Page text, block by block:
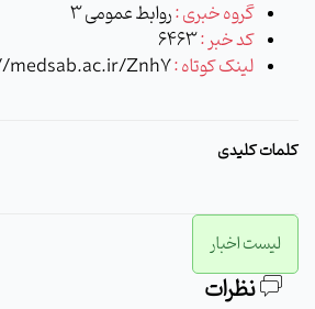
گروه خبری :روابط عمومی 3
کد خبر :6463
لینک کوتاه :Znh7
کلمات کلیدی
لیست اخبار
نظرات